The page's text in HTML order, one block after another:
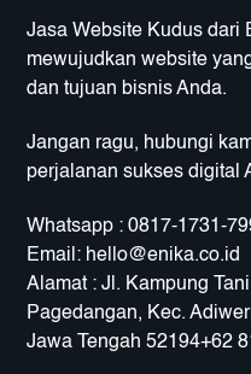
Jasa Website Kudus dari
mewujudkan website
dan tujuan bisnis Anda.
Jangan ragu, hubungi
perjalanan sukses digital
Whatsapp : 0817-1731-
Email: hello@enika.co.id
Alamat : Jl. Kampung
Pagedangan, Kec.
Jawa Tengah 52194+62